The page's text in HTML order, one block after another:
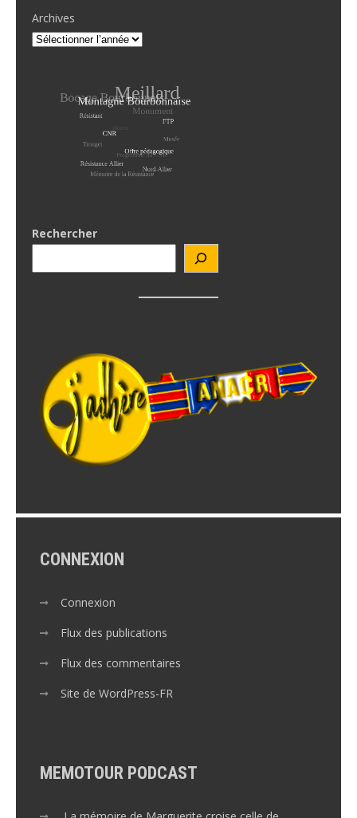
Archives
Rechercher
CONNEXION
Connexion
Flux des publications
Flux des commentaires
Site de WordPress-FR
MEMOTOUR PODCAST